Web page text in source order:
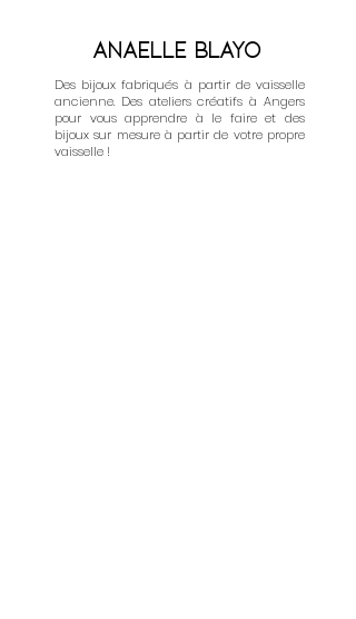
Anaelle Blayo
Des bijoux fabriqués à partir de vaisselle
ancienne. Des ateliers créatifs à Angers
pour vous apprendre à le faire et des
bijoux sur mesure à partir de votre propre
vaisselle !